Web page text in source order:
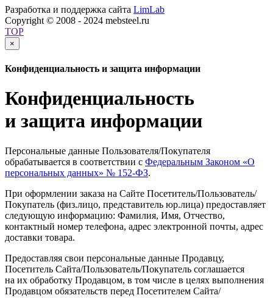
Разработка и поддержка сайта LimLab
Copyright © 2008 - 2024 mebsteel.ru
TOP
×
Конфиденциальность и защита информации
Конфиденциальность
и защита информации
Персональные данные Пользователя/Покупателя
обрабатывается в соответствии с Федеральным Законом «О
персональных данных» № 152-ФЗ.
При оформлении заказа на Сайте Посетитель/Пользователь/
Покупатель (физ.лицо, представитель юр.лица) предоставляет
следующую информацию: Фамилия, Имя, Отчество,
контактный номер телефона, адрес электронной почты, адрес
доставки товара.
Предоставляя свои персональные данные Продавцу,
Посетитель Сайта/Пользователь/Покупатель соглашается
на их обработку Продавцом, в том числе в целях выполнения
Продавцом обязательств перед Посетителем Сайта/